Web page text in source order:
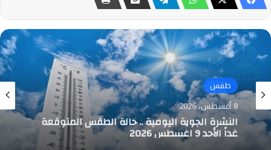
تكنولوجيا
8 أغسطس، 2026
(إيتيدا) تنظم هاكاثون الذكاء الاصطناعي في
الفترة من 16 إلى 20 أغسطس الجاري في عدة
محافظات